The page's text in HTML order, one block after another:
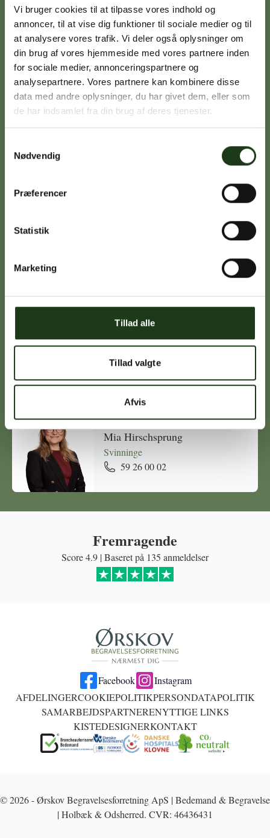
Vi bruger cookies til at tilpasse vores indhold og
annoncer, til at vise dig funktioner til sociale medier og til
at analysere vores trafik. Vi deler også oplysninger om
din brug af vores hjemmeside med vores partnere inden
for sociale medier, annonceringspartnere og
analysepartnere. Vores partnere kan kombinere disse
data med andre oplysninger, du har givet dem, eller som
de har indsamlet fra din brug af deres tjenester.
Nødvendig
Præferencer
Statistik
Marketing
Tillad alle
Tillad valgte
Afvis
59 45 10 14
Signe Vinding
Nykøbing Sj.
59 91 99 77
Michael Ørskov
Holbæk
Mia Hirschsprung
Svinninge
59 26 00 02
Fremragende
Score 4.9 | Baseret på 135 anmeldelser
Facebook
Instagram
AFDELINGERCOOKIEPOLITIKPERSONDATAPOLITIK
SAMARBEJDSPARTNERENYTTIGE LINKS
KISTEDESIGNERKONTAKT
© 2026 - Ørskov Begravelsesforretning ApS | Bedemand & Begravelse
| Holbæk & Odsherred. CVR: 46436431